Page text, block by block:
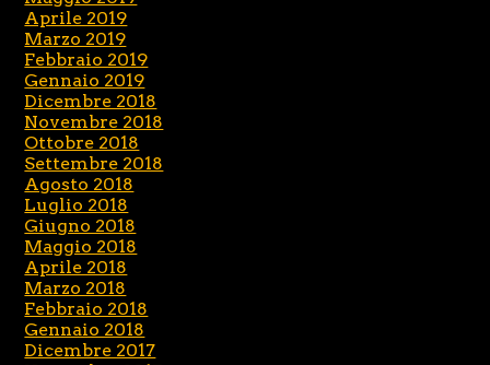
Aprile 2019
Marzo 2019
Febbraio 2019
Gennaio 2019
Dicembre 2018
Novembre 2018
Ottobre 2018
Settembre 2018
Agosto 2018
Luglio 2018
Giugno 2018
Maggio 2018
Aprile 2018
Marzo 2018
Febbraio 2018
Gennaio 2018
Dicembre 2017